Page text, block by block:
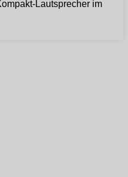
Lautsprecher im